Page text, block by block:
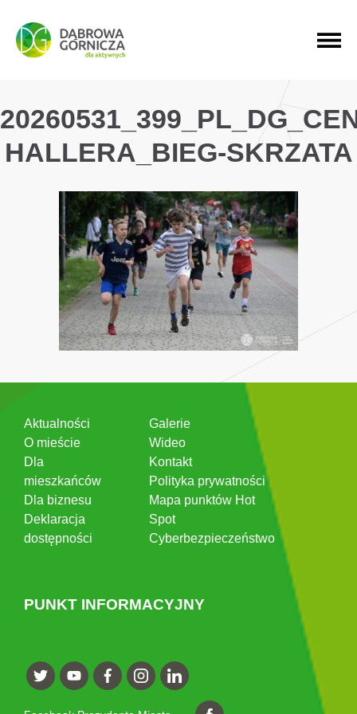
PRZEJDŹ DO MENU GŁÓWNEGO
PRZEJDŹ DO WYSZUKIWARKI
PRZEJDŹ DO TREŚCI
HALLERA_BIEG-SKRZATA
Aktualności
O mieście
Dla
mieszkańców
Dla biznesu
Deklaracja
dostępności
Galerie
Wideo
Kontakt
Polityka prywatności
Mapa punktów Hot
Spot
Cyberbezpieczeństwo
PUNKT INFORMACYJNY